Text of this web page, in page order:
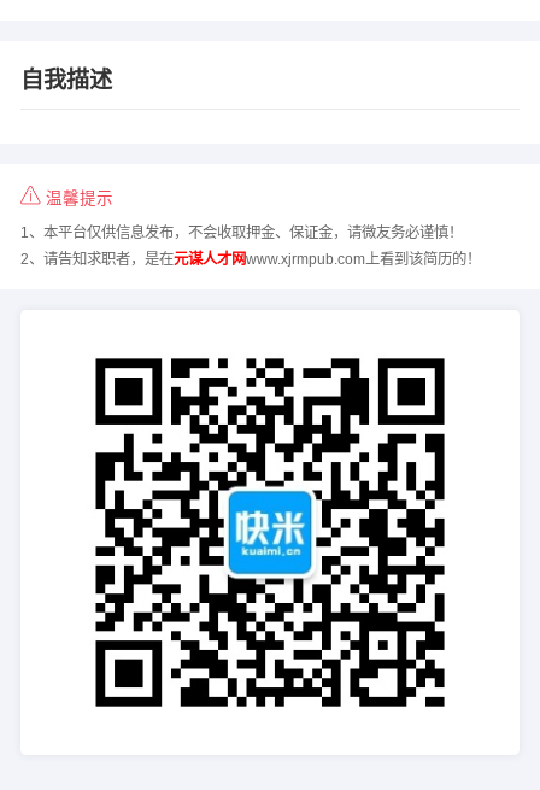
自我描述
温馨提示
1、本平台仅供信息发布，不会收取押金、保证金，请微友务必谨慎！
2、请告知求职者，是在元谋人才网www.xjrmpub.com上看到该简历的！